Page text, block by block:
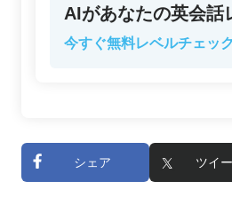
AIがあなたの英会話
今すぐ無料レベルチェッ
シェア ツイ